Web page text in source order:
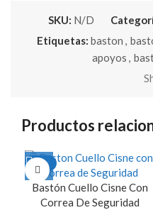
SKU: N/D
Etiquetas: baston ,
apoyos ,
Productos
-19%
Bastón Cuello Cisne Con
Correa De Seguridad